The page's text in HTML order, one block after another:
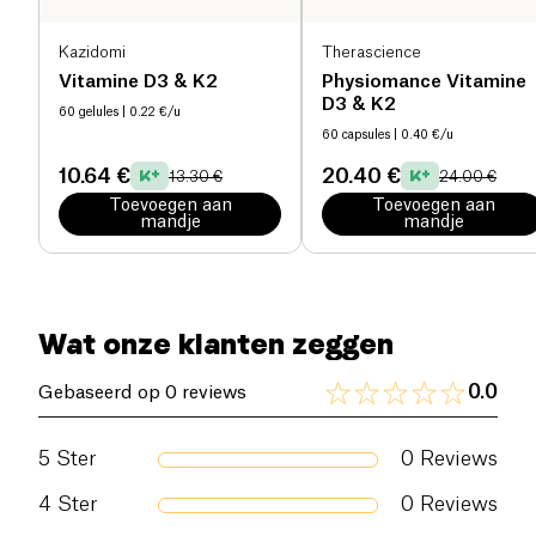
Kazidomi
Vitamine D3 & K2
60 gelules | 0.22 €/u
10.64 € 13.30 €
Toevoegen aan
mandje
Therascience
Physiomance Vitamine
D3 & K2
60 capsules | 0.40 €/u
20.40 € 24.00 €
Toevoegen aan
mandje
Wat onze klanten zeggen
Gebaseerd op 0 reviews 0.0
5 Ster 0 Reviews
4 Ster 0 Reviews